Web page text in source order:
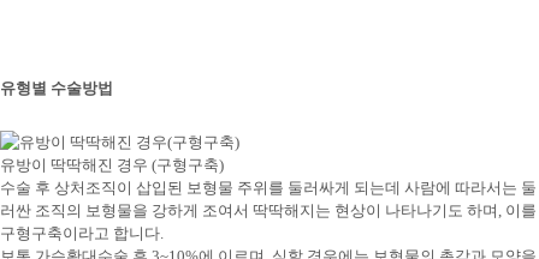
유형별 수술방법
유방이 딱딱해진 경우 (구형구축)
수술 후 상처조직이 삽입된 보형물 주위를 둘러싸게 되는데 사람에 따라서는 둘
러싼 조직의 보형물을 강하게 조여서 딱딱해지는 현상이 나타나기도 하며, 이를
구형구축이라고 합니다.